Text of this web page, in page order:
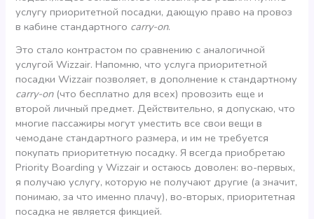
услугу приоритетной посадки, дающую право на провоз
в кабине стандартного carry-on.
Это стало контрастом по сравнению с аналогичной
услугой Wizzair. Напомню, что услуга приоритетной
посадки Wizzair позволяет, в дополнение к стандартному
carry-on(что бесплатно для всех) провозить еще и
второй личный предмет. Действительно, я допускаю, что
многие пассажиры могут уместить все свои вещи в
чемодане стандартного размера, и им не требуется
покупать приоритетную посадку. Я всегда приобретаю
Priority Boarding у Wizzair и остаюсь доволен: во-первых,
я получаю услугу, которую не получают другие (а значит,
понимаю, за что именно плачу), во-вторых, приоритетная
посадка не является фикцией.